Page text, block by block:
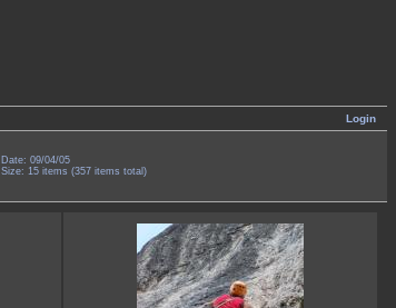
Login
Date: 09/04/05
Size: 15 items (357 items total)